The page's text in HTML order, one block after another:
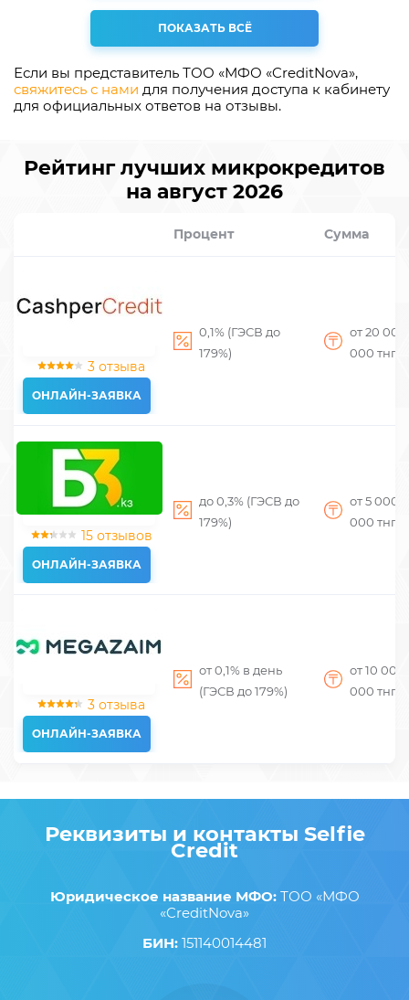
ПОКАЗАТЬ ВСЁ
Если вы представитель ТОО «МФО «CreditNova»,
свяжитесь с нами для получения доступа к кабинету
для официальных ответов на отзывы.
Рейтинг лучших микрокредитов
на август 2026
Процент Сумма
3 отзыва
ОНЛАЙН-ЗАЯВКА
0,1% (ГЭСВ до
179%)
от 20 000
000 тнг
15 отзывов
ОНЛАЙН-ЗАЯВКА
до 0,3% (ГЭСВ до
179%)
от 5 000
000 тнг
3 отзыва
ОНЛАЙН-ЗАЯВКА
от 0,1% в день
(ГЭСВ до 179%)
от 10 000
000 тнг
Реквизиты и контакты Selfie
Credit
Юридическое название МФО:ТОО «МФО
«CreditNova»
БИН: 151140014481